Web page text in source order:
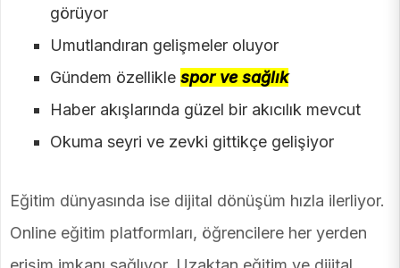
görüyor
Umutlandıran gelişmeler oluyor
Gündem özellikle spor ve sağlık
Haber akışlarında güzel bir akıcılık mevcut
Okuma seyri ve zevki gittikçe gelişiyor
Eğitim dünyasında ise dijital dönüşüm hızla ilerliyor.
Online eğitim platformları, öğrencilere her yerden